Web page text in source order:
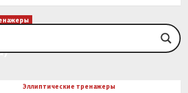
тренажер EVO FITNESS Orion
Эллиптические тренажеры